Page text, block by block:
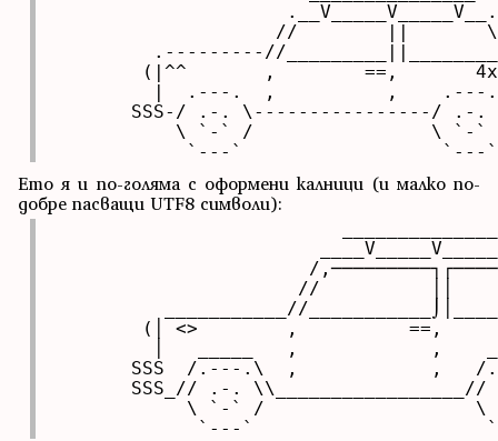
                     .__V_____V_____V__.
//        ||
.---------//
(|^^       ,        ==,
|  .---.  ,          ,    .---
SSS-/ .-. \----------------/ .-.
\ `-` /                \ `-`
            `---`                  `---`
Eто я и по-голяма с оформени калници (и малко по-
добре пасващи UTF8 символи):
/
//          ││
___________//
(│ <>        ,          ==,
│   _____   ,            ,
SSS  /.---.\  ,            ,   /
SSS_// .-. \\_________________//
\ `-` /                   \
`---`